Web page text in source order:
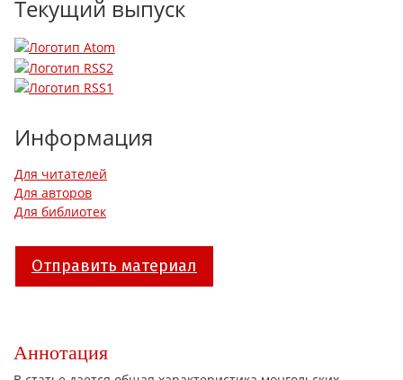
Текущий выпуск
Информация
Для читателей
Для авторов
Для библиотек
Отправить материал
Аннотация